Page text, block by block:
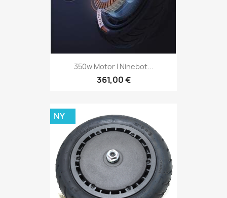
350w Motor I Ninebot...
361,00 €
NY